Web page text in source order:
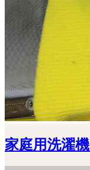
家庭用洗濯